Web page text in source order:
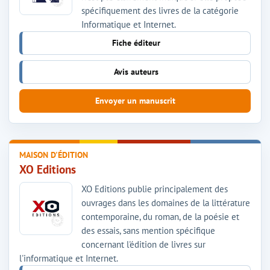
spécifiquement des livres de la catégorie
Informatique et Internet.
Fiche éditeur
Avis auteurs
Envoyer un manuscrit
MAISON D'ÉDITION
XO Editions
XO Editions publie principalement des
ouvrages dans les domaines de la littérature
contemporaine, du roman, de la poésie et
des essais, sans mention spécifique
concernant l'édition de livres sur
l'informatique et Internet.